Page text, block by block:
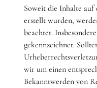
Soweit die Inhalte auf
erstellt wurden,
beachtet.
gekennzeichnet.
wir um einen
Bekanntwerden von